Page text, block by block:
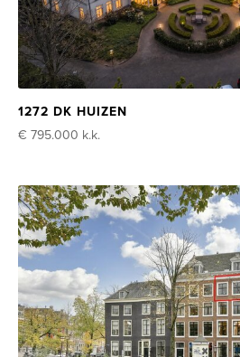
1272 DK HUIZEN
€ 795.000 k.k.